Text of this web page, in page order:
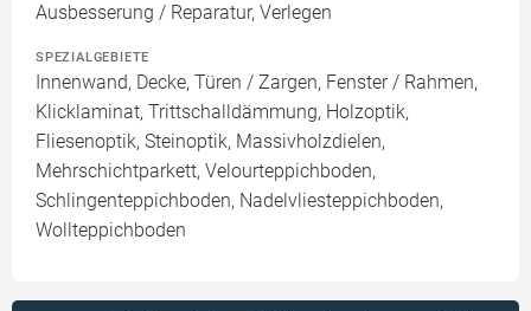
Ausbesserung / Reparatur, Verlegen
SPEZIALGEBIETE
Innenwand, Decke, Türen / Zargen, Fenster / Rahmen,
Klicklaminat, Trittschalldämmung, Holzoptik,
Fliesenoptik, Steinoptik, Massivholzdielen,
Mehrschichtparkett, Velourteppichboden,
Schlingenteppichboden, Nadelvliesteppichboden,
Wollteppichboden